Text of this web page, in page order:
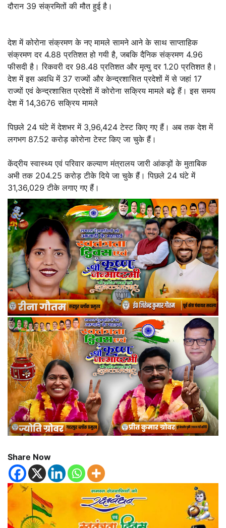
दौरान 39 संक्रमितों की मौत हुई है।
देश में कोरोना संक्रमण के नए मामले सामने आने के साथ साप्ताहिक
संक्रमण दर 4.88 प्रतिशत हो गयी है, जबकि दैनिक संक्रमण 4.96
फीसदी है। रिकवरी दर 98.48 प्रतिशत और मृत्यु दर 1.20 प्रतिशत है।
देश में इस अवधि में 37 राज्यों और केन्द्रशासित प्रदेशों में से जहां 17
राज्यों एवं केन्द्रशासित प्रदेशों में कोरोना सक्रिय मामले बढ़े हैं। इस समय
देश में 14,3676 सक्रिय मामले
पिछले 24 घंटे में देशभर में 3,96,424 टेस्ट किए गए हैं। अब तक देश में
लगभग 87.52 करोड़ कोरोना टेस्ट किए जा चुके हैं।
केंद्रीय स्वास्थ्य एवं परिवार कल्याण मंत्रालय जारी आंकड़ों के मुताबिक
अभी तक 204.25 करोड़ टीके दिये जा चुके हैं। पिछले 24 घंटे में
31,36,029 टीके लगाए गए हैं।
Share Now